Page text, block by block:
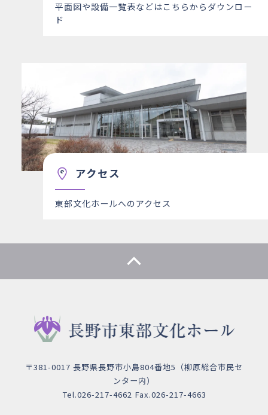
平面図や設備一覧表などはこちらからダウンロー
ド
アクセス
東部文化ホールへのアクセス
〒381-0017 長野県長野市小島804番地5（柳原総合市民セ
ンター内）
Tel.026-217-4662 Fax.026-217-4663